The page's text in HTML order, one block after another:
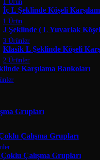
İç L Şeklinde Köşeli
1 Ürün
J Şeklinde ( L Yuvarlak
3 Ürünler
Klasik L Şeklinde Köşeli
2 Ürünler
Karşılama Bankoları
Grupları
Çalışma Grupları
Çalışma Grupları